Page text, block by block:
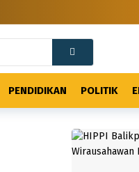
PENDIDIKAN POLITIK